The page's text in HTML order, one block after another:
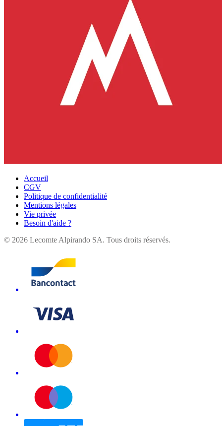
Accueil
CGV
Politique de confidentialité
Mentions légales
Vie privée
Besoin d'aide ?
© 2026 Lecomte Alpirando SA. Tous droits réservés.